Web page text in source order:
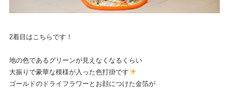
2着目はこちらです！
地の色であるグリーンが見えなくなるくらい
大振りで豪華な模様が入った色打掛です
ゴールドのドライフラワーとお顔につけた金箔が